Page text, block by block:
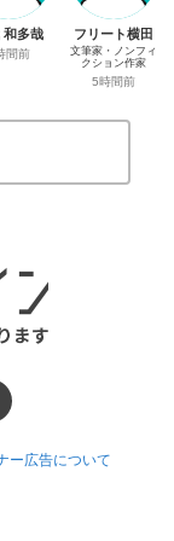
和多哉
間前
フリート横田
文筆家・ノンフィ
クション作家
5時間前
ー広告について